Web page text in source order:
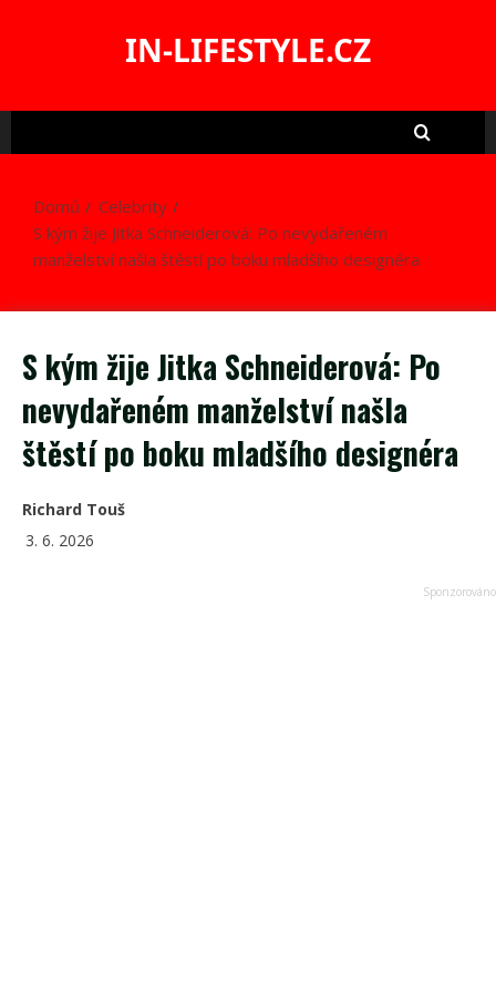
IN-LIFESTYLE.CZ
Domů
Celebrity
S kým žije Jitka Schneiderová: Po nevydařeném
manželství našla štěstí po boku mladšího designéra
S kým žije Jitka Schneiderová: Po
nevydařeném manželství našla
štěstí po boku mladšího designéra
Richard Touš
3. 6. 2026